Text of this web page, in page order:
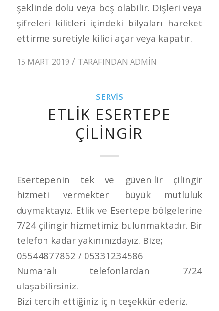
şeklinde dolu veya boş olabilir. Dişleri veya
şifreleri kilitleri içindeki bilyaları hareket
ettirme suretiyle kilidi açar veya kapatır.
15 MART 2019 / TARAFINDAN ADMIN
SERVIS
ETLIK ESERTEPE
ÇILINGIR
Esertepenin tek ve güvenilir çilingir
hizmeti vermekten büyük mutluluk
duymaktayız. Etlik ve Esertepe bölgelerine
7/24 çilingir hizmetimiz bulunmaktadır. Bir
telefon kadar yakınınızdayız. Bize;
05544877862 / 05331234586
Numaralı telefonlardan 7/24
ulaşabilirsiniz.
Bizi tercih ettiğiniz için teşekkür ederiz.